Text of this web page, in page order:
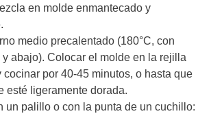
en molde enmantecado y
medio precalentado (180°C, con
abajo). Colocar el molde en la rejilla
cocinar por 40-45 minutos, o hasta que
esté ligeramente dorada.
un palillo o con la punta de un cuchillo: